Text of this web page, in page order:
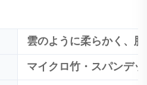
雲のように柔らかく、
マイクロ竹・スパンデ